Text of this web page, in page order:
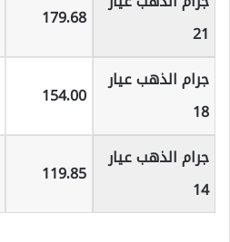
21
179.68
جرام الذهب عيار
18
154.00
جرام الذهب عيار
14
119.85